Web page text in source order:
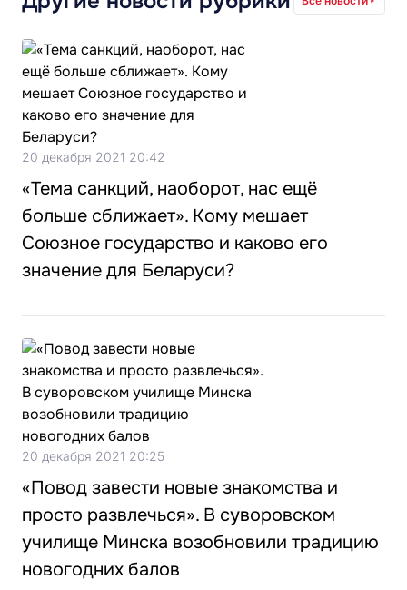
20 декабря 2021 20:42
«Тема санкций, наоборот, нас ещё
больше сближает». Кому мешает
Союзное государство и каково его
значение для Беларуси?
20 декабря 2021 20:25
«Повод завести новые знакомства и
просто развлечься». В суворовском
училище Минска возобновили традицию
новогодних балов